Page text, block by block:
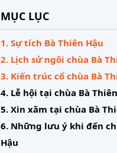
MỤC LỤC
1. Sự tích Bà Thiên Hậu
2. Lịch sử ngôi chùa Bà
3. Kiến trúc cổ chùa Bà
4. Lễ hội tại chùa Bà
5. Xin xăm tại chùa Bà
6. Những lưu ý khi đến
Hậu